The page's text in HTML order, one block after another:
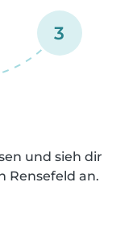
3
und sieh dir
Rensefeld an.